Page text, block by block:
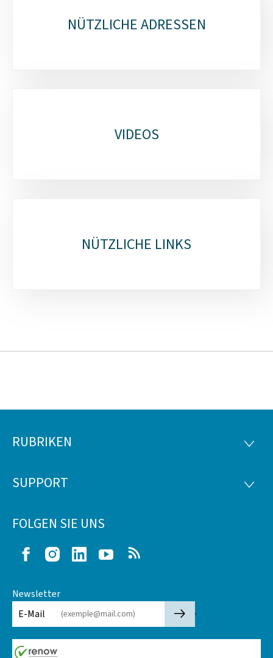
NÜTZLICHE ADRESSEN
VIDEOS
NÜTZLICHE LINKS
Footer
RUBRIKEN
SUPPORT
FOLGEN SIE UNS
FacebookInstagramLinkedIn Youtube
Newsletter
E-Mail
🡒